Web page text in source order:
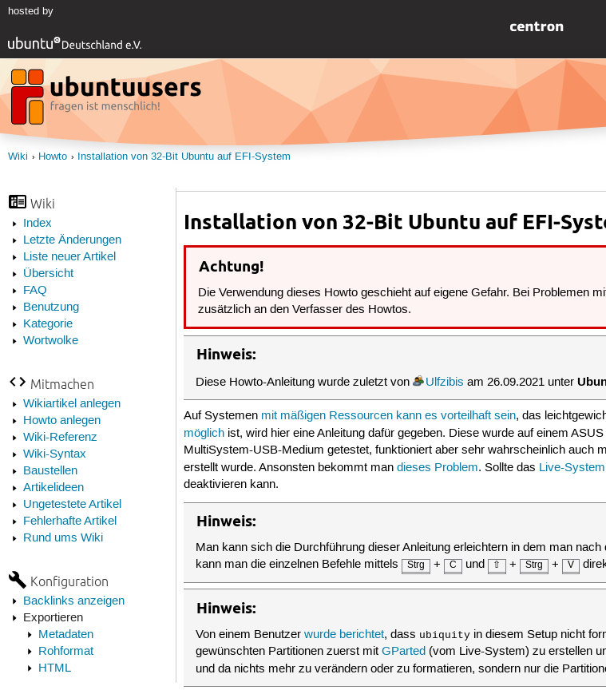
hosted by
Wiki Howto Installation von 32-Bit Ubuntu auf EFI-System
Wiki
Index
Letzte Änderungen
Liste neuer Artikel
Übersicht
FAQ
Benutzung
Kategorie
Wortwolke
Mitmachen
Wikiartikel anlegen
Howto anlegen
Wiki-Referenz
Wiki-Syntax
Baustellen
Artikelideen
Ungetestete Artikel
Fehlerhafte Artikel
Rund ums Wiki
Konfiguration
Backlinks anzeigen
Exportieren
Metadaten
Rohformat
HTML
Installation von 32-Bit Ubuntu auf EFI-
Achtung!
Die Verwendung dieses Howto geschieht auf eigene Gefahr. Bei Problemen
zusätzlich an den Verfasser des Howtos.
Hinweis:
Diese Howto-Anleitung wurde zuletzt von Ulfzibis am 26.09.2021 unter
Auf Systemen mit mäßigen Ressourcen kann es vorteilhaft sein, das
möglich ist, wird hier eine Anleitung dafür gegeben. Diese wurde auf einem
MultiSystem-USB-Medium getestet, funktioniert aber sehr wahrscheinlich auch
erstellt wurde. Ansonsten bekommt mandieses Problem. Sollte das Live-System
deaktivieren kann.
Hinweis:
Man kann sich die Durchführung dieser Anleitung erleichtern in dem man
kann man die einzelnen Befehle mittels
Strg + C und ⇧ + Strg + V
Hinweis:
Von einem Benutzerwurde berichtet, dass ubiquity in diesem Setup nicht
gewünschten Partitionen zuerst mitGParted (vom Live-System) zu erstellen
und da nichts mehr zu verändern oder zu formatieren, sondern nur die